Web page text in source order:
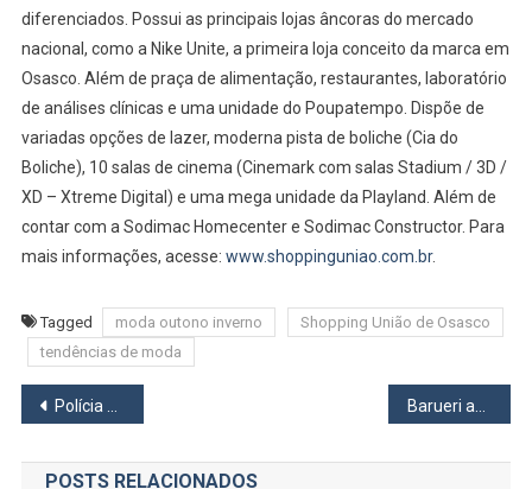
diferenciados. Possui as principais lojas âncoras do mercado
nacional, como a Nike Unite, a primeira loja conceito da marca em
Osasco. Além de praça de alimentação, restaurantes, laboratório
de análises clínicas e uma unidade do Poupatempo. Dispõe de
variadas opções de lazer, moderna pista de boliche (Cia do
Boliche), 10 salas de cinema (Cinemark com salas Stadium / 3D /
XD – Xtreme Digital) e uma mega unidade da Playland. Além de
contar com a Sodimac Homecenter e Sodimac Constructor. Para
mais informações, acesse: www.shoppinguniao.com.br.
Tagged moda outono inverno
Shopping União de Osasco
tendências de moda
Navegação
de
Polícia Militar apreende metralhadora escondida em carro e prende dois suspeitos em Osasco
POSTS RELACIONADOS